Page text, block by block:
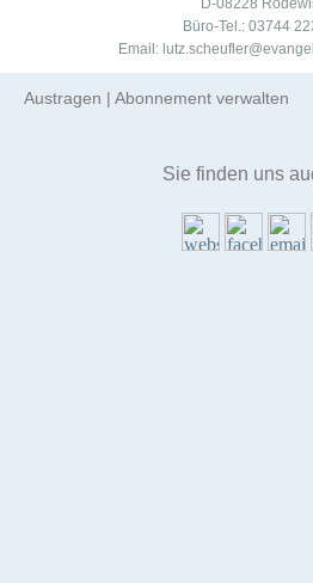
D-08228
Büro-Tel.: 03744
Email:
Austragen | Abonnement verwalten
Sie finden uns